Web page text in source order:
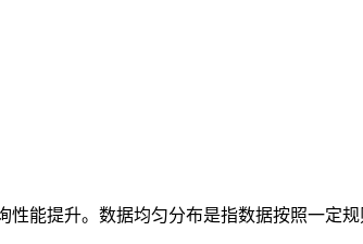
能提升。数据均匀分布是指数据按照一定